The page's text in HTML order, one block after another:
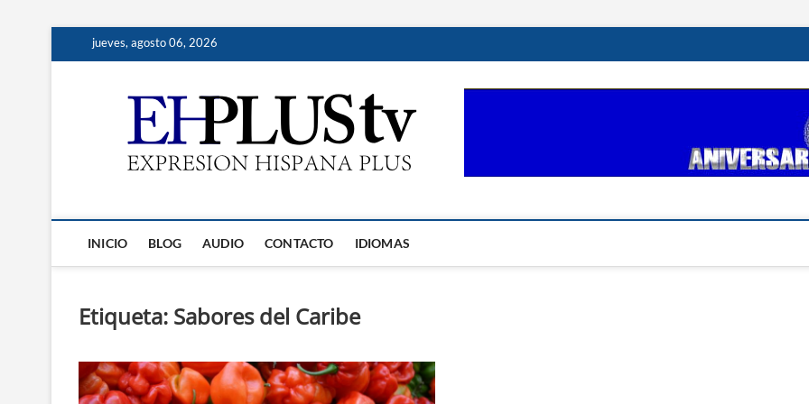
jueves, agosto 06, 2026
INICIO BLOG AUDIO CONTACTO IDIOMAS
Etiqueta: Sabores del Caribe